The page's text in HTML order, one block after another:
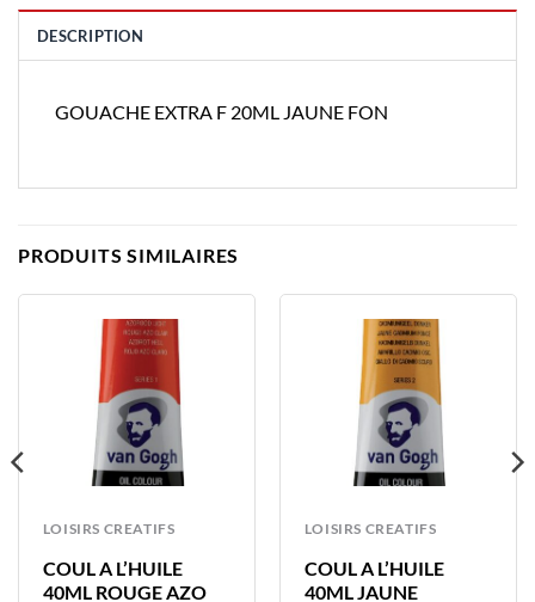
DESCRIPTION
GOUACHE EXTRA F 20ML JAUNE FON
PRODUITS SIMILAIRES
LOISIRS CREATIFS
COUL A L’HUILE
40ML ROUGE AZO
LOISIRS CREATIFS
COUL A L’HUILE
40ML JAUNE